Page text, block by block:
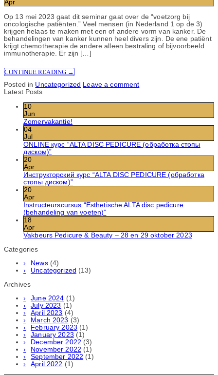
Apr
Op 13 mei 2023 gaat dit seminar gaat over de “voetzorg bij
oncologische patiënten.” Veel mensen (in Nederland 1 op de 3)
krijgen helaas te maken met een of andere vorm van kanker. De
behandelingen van kanker kunnen heel divers zijn. De ene patiënt
krijgt chemotherapie de andere alleen bestraling of bijvoorbeeld
immunotherapie. Er zijn […]
CONTINUE READING →
Posted in Uncategorized Leave a comment
Latest Posts
10
Jun
Zomervakantie!
04
Jul
ONLINE курс “ALTA DISC PEDICURE (обработка стопы
диском)”
20
Apr
Инструкторский курс “ALTA DISC PEDICURE (обработка
стопы диском)”
20
Apr
Instructeurscursus “Esthetische ALTA disc pedicure
(behandeling van voeten)”
18
Apr
Vakbeurs Pedicure & Beauty – 28 en 29 oktober 2023
Categories
News(4)
Uncategorized (13)
Archives
June 2024 (1)
July 2023 (1)
April 2023 (4)
March 2023 (3)
February 2023 (1)
January 2023 (1)
December 2022 (3)
November 2022 (1)
September 2022 (1)
April 2022 (1)